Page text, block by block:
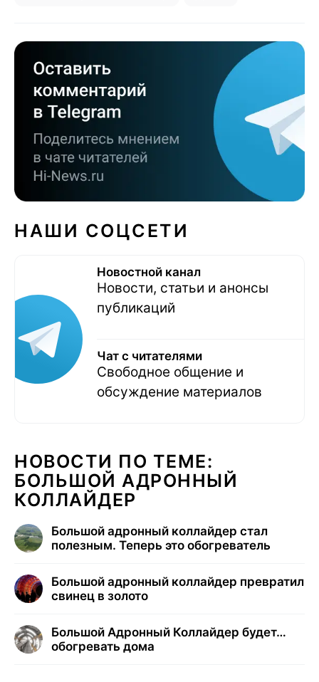
НАШИ СОЦСЕТИ
Новостной канал
Новости, статьи и анонсы
публикаций
Чат с читателями
Свободное общение и
обсуждение материалов
НОВОСТИ ПО ТЕМЕ:
БОЛЬШОЙ АДРОННЫЙ
КОЛЛАЙДЕР
Большой адронный коллайдер стал
полезным. Теперь это обогреватель
Большой адронный коллайдер превратил
свинец в золото
Большой Адронный Коллайдер будет…
обогревать дома